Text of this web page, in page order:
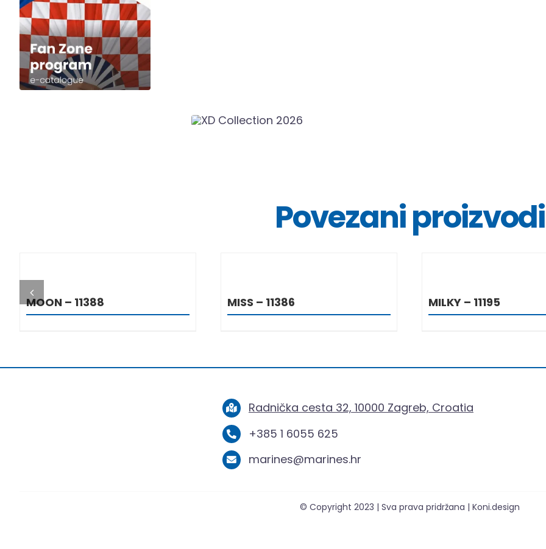
Povezani proizvodi
MOON – 11388 MISS – 11386 MILKY – 11195
Radnička cesta 32, 10000 Zagreb, Croatia
+385 1 6055 625
marines@marines.hr
© Copyright 2023 | Sva prava pridržana | Koni.design